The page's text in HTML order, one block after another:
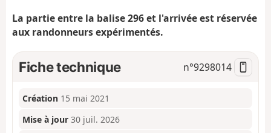
La partie entre la balise 296 et l'arrivée est réservée
aux randonneurs expérimentés.
Fiche technique n°9298014
Création 15 mai 2021
Mise à jour 30 juil. 2026